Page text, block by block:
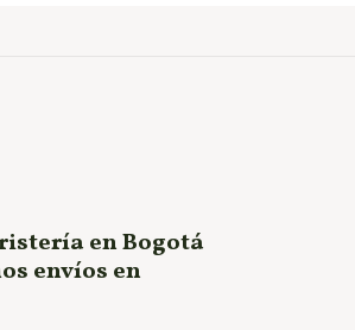
en Bogotá
envíos en